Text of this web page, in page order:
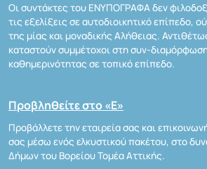
Οι συντάκτες του ΕΝΥΠΟΓΡΑΦΑ δεν
τις εξελίξεις σε αυτοδιοικητικό επίπεδο,
της μίας και μοναδικής Αλήθειας.
καταστούν συμμέτοχοι στη συν-
καθημερινότητας σε τοπικό επίπεδο.
Προβληθείτε στο «Ε»
Προβάλλετε την εταιρεία σας και
σας μέσω ενός ελκυστικού πακέτου, στο
Δήμων του Βορείου Τομέα Αττικής.